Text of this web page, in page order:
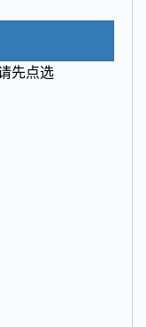
先点选